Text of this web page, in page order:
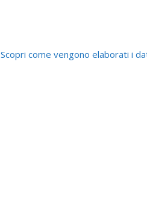
Scopri come vengono elaborati i